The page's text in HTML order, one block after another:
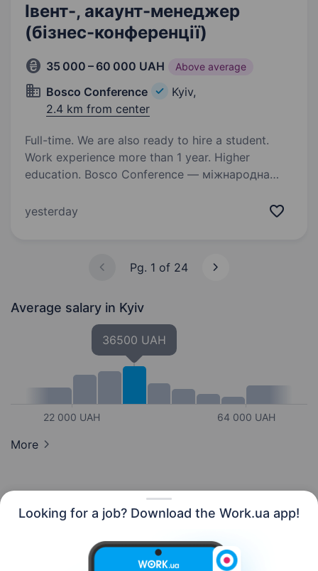
Looking for a job? Download the Work.ua app!
Івент-, акаунт-менеджер
(бізнес-конференції)
35 000 – 60 000 UAH Above average
Bosco Conference
Kyiv,
2.4 km from center
Full-time. We are also ready to hire a student.
Work experience more than 1 year. Higher
education. Bosco Conference — міжнародна
досвідом, у організації міжнародних
бізнесу — створення цікавих…
yesterday
Pg. 1 of 24
Average salary in Kyiv
22 000 UAH
36500 UAH
64 000 UAH
More